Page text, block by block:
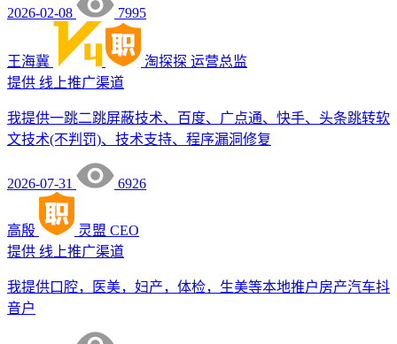
2026-02-08 7995
王海冀 淘探探 运营总监
提供 线上推广渠道
我提供一跳二跳屏蔽技术、百度、广点通、快手、头条跳转软
文技术(不判罚)、技术支持、程序漏洞修复
2026-07-31 6926
高殷 灵盟 CEO
提供 线上推广渠道
我提供口腔，医美，妇产，体检，生美等本地推户房产汽车抖
音户